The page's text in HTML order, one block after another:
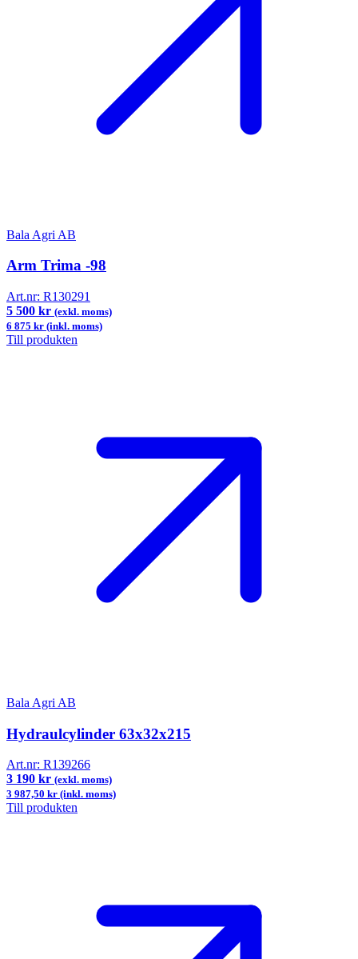
Bala Agri AB
Arm Trima -98
Art.nr: R130291
5 500 kr (exkl. moms)
6 875 kr (inkl. moms)
Till produkten
Bala Agri AB
Hydraulcylinder 63x32x215
Art.nr: R139266
3 190 kr (exkl. moms)
3 987,50 kr (inkl. moms)
Till produkten